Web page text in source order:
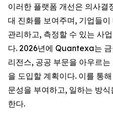
이러한 플랫폼 개선은 의사결
대 진화를 보여주며, 기업들
관리하고, 측정할 수 있는 사
다. 2026년에 Quantexa는 금
리전스, 공공 부문을 아우르
을 도입할 계획이다. 이를 통
문성을 부여하고, 일하는 방
한다.